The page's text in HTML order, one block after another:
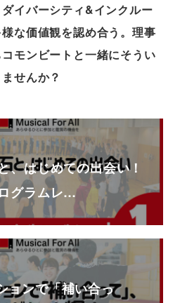
イバーシティ&インクルー
な価値観を認め合う。理事
モンビートと一緒にそうい
せんか？
、はじめての出会い！
グラムレ…
ョンで「補い合っ